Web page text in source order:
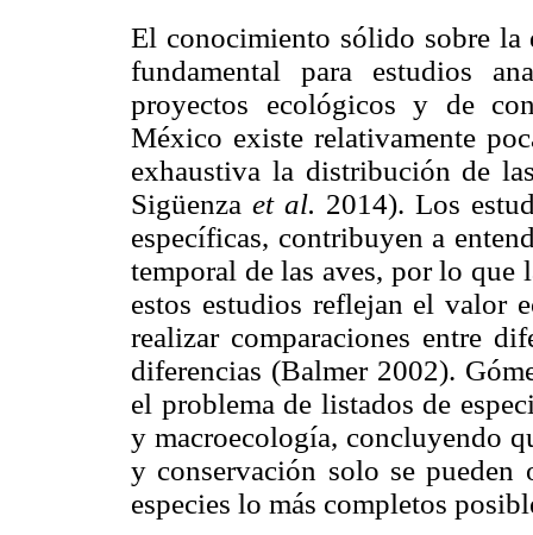
El conocimiento sólido sobre la
fundamental para estudios
proyectos ecológicos y de
México existe relativamente
exhaustiva la distribución de
Sigüenza et al. 2014). Los
específicas, contribuyen a
temporal de las aves, por lo que
estos estudios reflejan el valor
realizar comparaciones entre
diferencias (Balmer 2002).
el problema de listados de
y macroecología, concluyendo
y conservación solo se pueden
especies lo más completos